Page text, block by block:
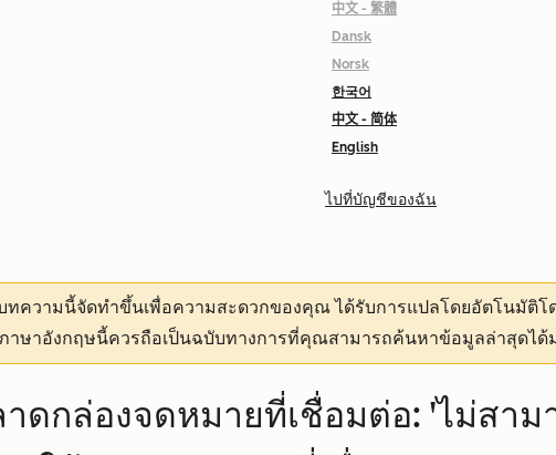
中文 - 繁體
Dansk
Norsk
한국어
中文 - 简体
English
ไปที่บัญชีของฉัน
ทความนี้จัดทำขึ้นเพื่อความสะดวกของคุณได้รับการแปลโดยอัตโนมัติ
าษาอังกฤษนี้ควรถือเป็นฉบับทางการที่คุณสามารถค้นหาข้อมูลล่าสุดไ
ดกล่องจดหมายที่เชื่อมต่อ: 'ไม่สาม